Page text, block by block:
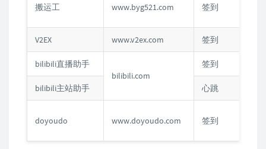
搬运工 www.byg521.com 签到
V2EX www.v2ex.com 签到
bilibili直播助手
bilibili.com
签到
bilibili主站助手 心跳
doyoudo www.doyoudo.com 签到